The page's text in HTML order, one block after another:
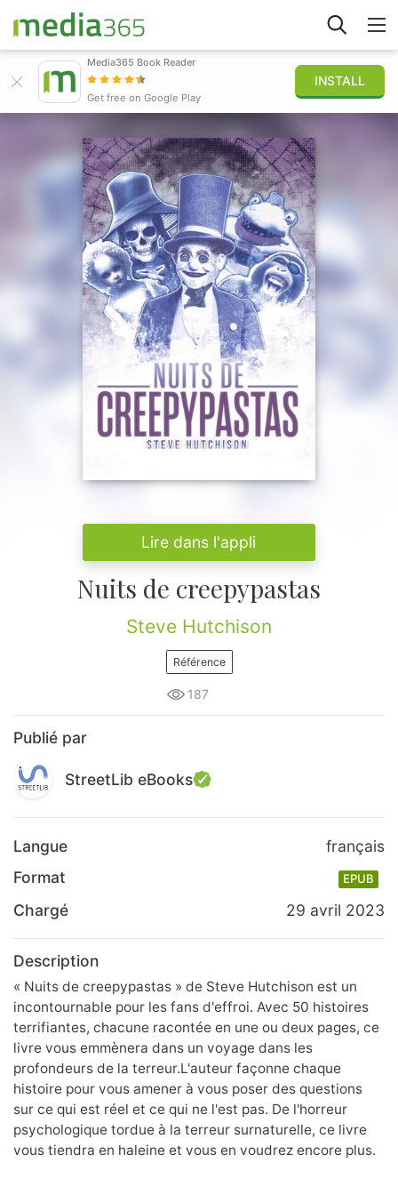
Connexion
Publier
Media365 Book Reader
Get free on Google Play
INSTALL
Lire dans l'appli
Nuits de creepypastas
Steve Hutchison
Référence
187
Publié par
StreetLib eBooks
Langue
français
Format
EPUB
Chargé 29 avril 2023
Description
« Nuits de creepypastas » de Steve Hutchison est un
incontournable pour les fans d'effroi. Avec 50 histoires
terrifiantes, chacune racontée en une ou deux pages, ce
livre vous emmènera dans un voyage dans les
profondeurs de la terreur.L'auteur façonne chaque
histoire pour vous amener à vous poser des questions
sur ce qui est réel et ce qui ne l'est pas. De l'horreur
psychologique tordue à la terreur surnaturelle, ce livre
vous tiendra en haleine et vous en voudrez encore plus.